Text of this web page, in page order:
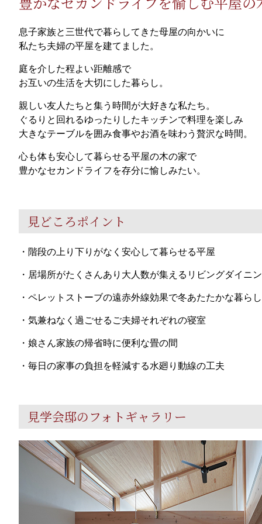
息子家族と三世代で暮らしてきた母屋の向かいに
私たち夫婦の平屋を建てました。
庭を介した程よい距離感で
お互いの生活を大切にした暮らし。
親しい友人たちと集う時間が大好きな私たち。
ぐるりと回れるゆったりしたキッチンで料理を楽しみ
大きなテーブルを囲み食事やお酒を味わう贅沢な時間。
心も体も安心して暮らせる平屋の木の家で
豊かなセカンドライフを存分に愉しみたい。
見どころポイント
・階段の上り下りがなく安心して暮らせる平屋
・居場所がたくさんあり大人数が集えるリビングダイニ
・ペレットストーブの遠赤外線効果で冬あたたかな暮らし
・気兼ねなく過ごせるご夫婦それぞれの寝室
・娘さん家族の帰省時に便利な畳の間
・毎日の家事の負担を軽減する水廻り動線の工夫
見学会邸のフォトギャラリー